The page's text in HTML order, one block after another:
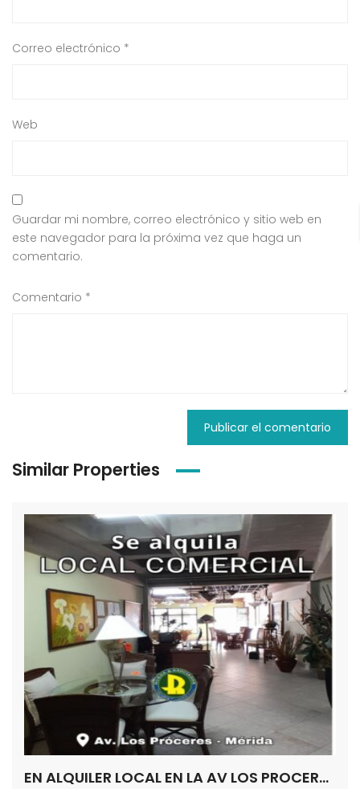
Correo electrónico *
Web
Guardar mi nombre, correo electrónico y sitio web en
este navegador para la próxima vez que haga un
comentario.
Comentario *
Similar Properties
EN ALQUILER LOCAL EN LA AV LOS PROCERES MÉRIDA – VENEZUELA